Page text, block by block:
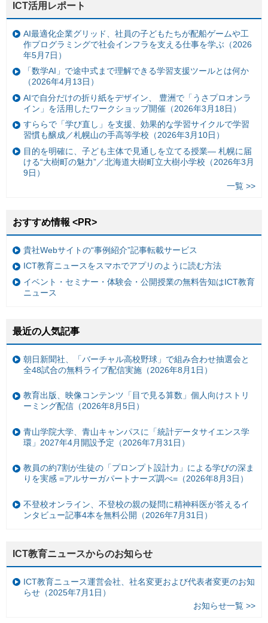
ICT活用レポート
AI最適化企業グリッド、社員の子どもたちが配船ゲームや工
作プログラミングで社会インフラを支える仕事を学ぶ（2026
年5月7日）
「数学AI」で途中式まで理解できる学習支援ツールとは何か
（2026年4月13日）
AIで自分だけの折り紙をデザイン、 豊洲で「うさプロオンラ
イン」を活用したワークショップ開催（2026年3月18日）
すららで「学び直し」を支援、効果的な学習サイクルで学習
習慣も醸成／札幌山の手高等学校（2026年3月10日）
目的を明確に、子ども主体で見通しを立てる授業— 札幌に届
ける“大樹町の魅力”／北海道大樹町立大樹小学校（2026年3月
9日）
一覧 >>
おすすめ情報 <PR>
貴社Webサイトの“事例紹介”記事転載サービス
ICT教育ニュースをスマホでアプリのように読む方法
イベント・セミナー・体験会・公開授業の無料告知はICT教育
ニュース
最近の人気記事
朝日新聞社、「バーチャル高校野球」で組み合わせ抽選会と
全48試合の無料ライブ配信実施（2026年8月1日）
教育出版、映像コンテンツ「目で見る算数」個人向けストリ
ーミング配信（2026年8月5日）
青山学院大学、青山キャンパスに「統計データサイエンス学
環」2027年4月開設予定（2026年7月31日）
教員の約7割が生徒の「プロンプト設計力」による学びの深ま
りを実感 =アルサーガパートナーズ調べ=（2026年8月3日）
不登校オンライン、不登校の親の疑問に精神科医が答えるイ
ンタビュー記事4本を無料公開（2026年7月31日）
ICT教育ニュースからのお知らせ
ICT教育ニュース運営会社、社名変更および代表者変更のお知
らせ（2025年7月1日）
お知らせ一覧 >>